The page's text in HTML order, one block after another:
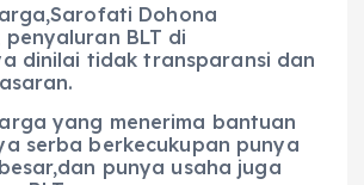
Dohona
BLT di
dinilai tidak transparansi dan
yang menerima bantuan
serba berkecukupan punya
punya usaha juga